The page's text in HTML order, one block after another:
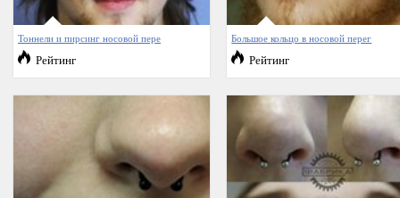
Тоннели и пирсинг носовой пере
Рейтинг
Большое кольцо в носовой перег
Рейтинг